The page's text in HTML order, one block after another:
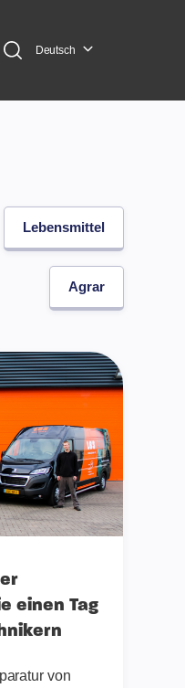
Deutsch
Lebensmittel
Agrar
einen Tag
von